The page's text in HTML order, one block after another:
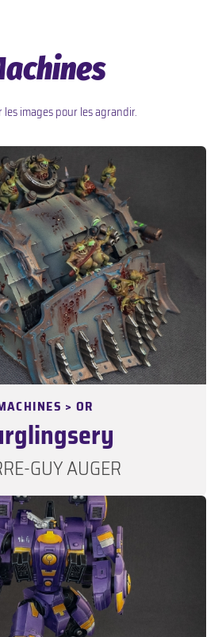
Machines
les images pour les agrandir.
> OR
GUY AUGER